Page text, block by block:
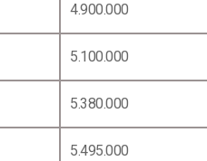
4.900.000
5.100.000
5.380.000
5.495.000